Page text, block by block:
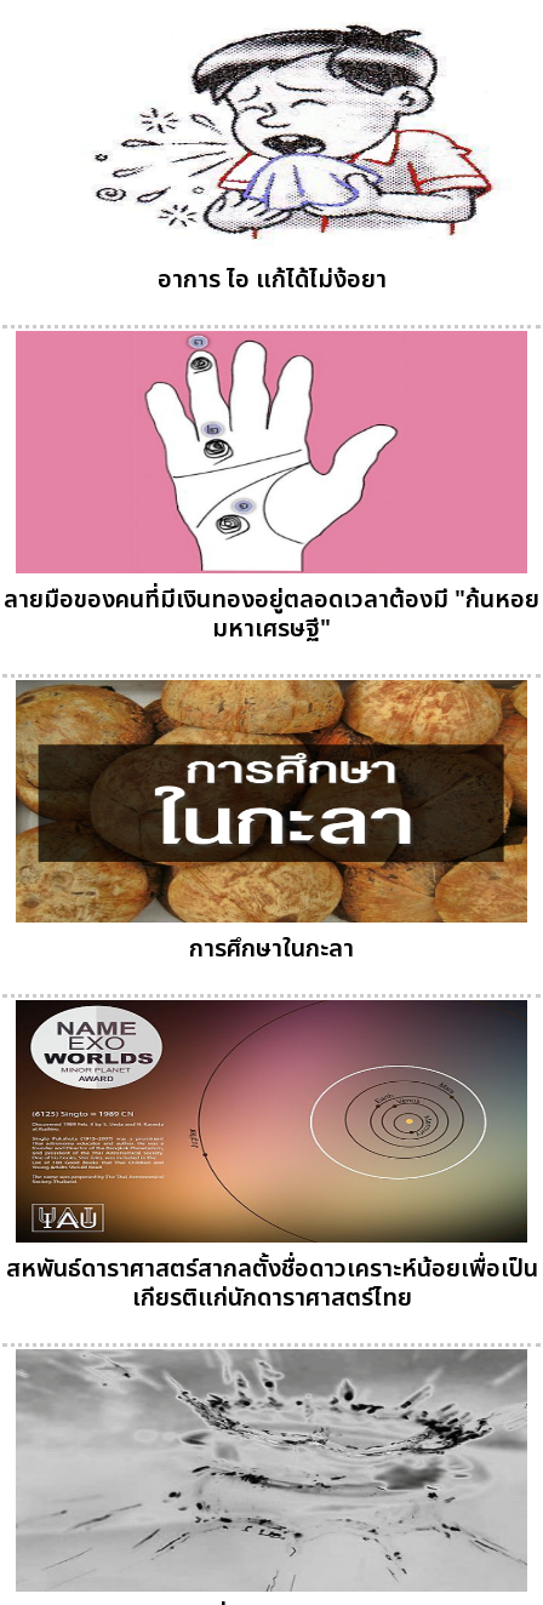
อาการ ไอ แก้ได้ไม่ง้อยา
ลายมือของคนที่มีเงินทองอยู่ตลอดเวลาต้องมี "ก้นหอย
มหาเศรษฐี"
การศึกษาในกะลา
สหพันธ์ดาราศาสตร์สากลตั้งชื่อดาวเคราะห์น้อยเพื่อเป็น
เกียรติแก่นักดาราศาสตร์ไทย